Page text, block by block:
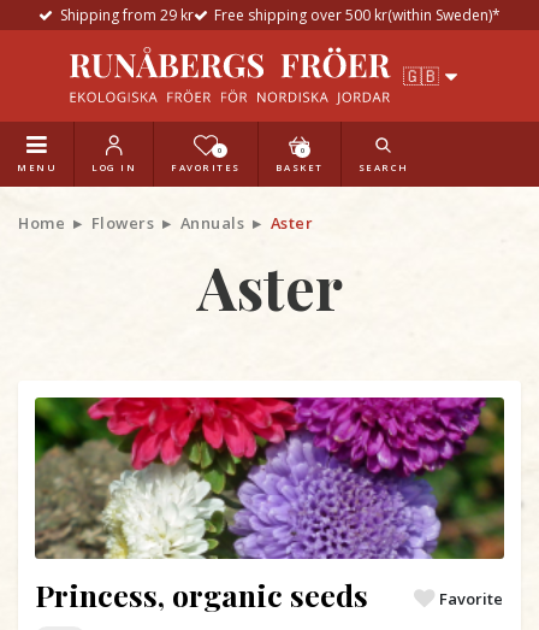
Shipping from 29 kr Free shipping over 500 kr(within Sweden)*
MENU LOG IN
0
FAVORITES
0
BASKET SEARCH
Home Flowers Annuals Aster
Aster
Princess, organic seeds Favorite